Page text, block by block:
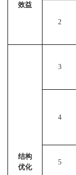
效益
2
结构
优化
3
4
5